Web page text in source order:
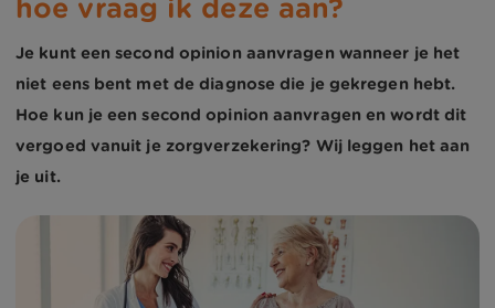
hoe vraag ik deze aan?
Je kunt een second opinion aanvragen wanneer je het
niet eens bent met de diagnose die je gekregen hebt.
Hoe kun je een second opinion aanvragen en wordt dit
vergoed vanuit je zorgverzekering? Wij leggen het aan
je uit.